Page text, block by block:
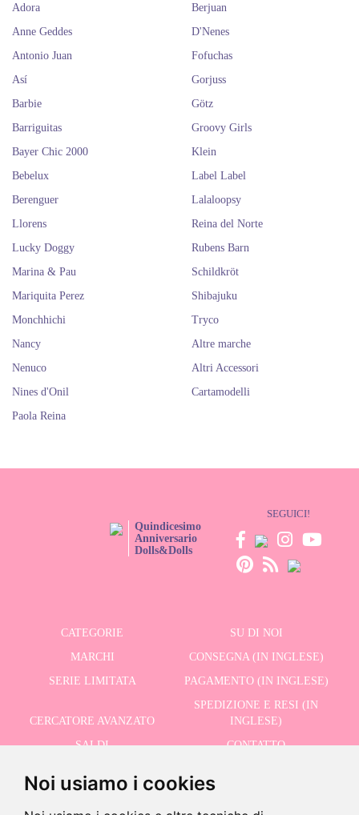
Noi usiamo i cookies
Adora
Anne Geddes
Antonio Juan
Así
Barbie
Barriguitas
Bayer Chic 2000
Bebelux
Berenguer
Berjuan
D'Nenes
Fofuchas
Gorjuss
Götz
Groovy Girls
Klein
Label Label
Lalaloopsy
Llorens
Lucky Doggy
Marina & Pau
Mariquita Perez
Monchhichi
Nancy
Nenuco
Nines d'Onil
Paola Reina
Reina del Norte
Rubens Barn
Schildkröt
Shibajuku
Tryco
Altre marche
Altri Accessori
Cartamodelli
Quindicesimo
Anniversario
Dolls&Dolls
SEGUICI!
CATEGORIE
SU DI NOI
MARCHI
CONSEGNA (IN INGLESE)
SERIE LIMITATA
PAGAMENTO (IN INGLESE)
CERCATORE AVANZATO
SPEDIZIONE E RESI (IN
INGLESE)
SALDI
CONTATTO